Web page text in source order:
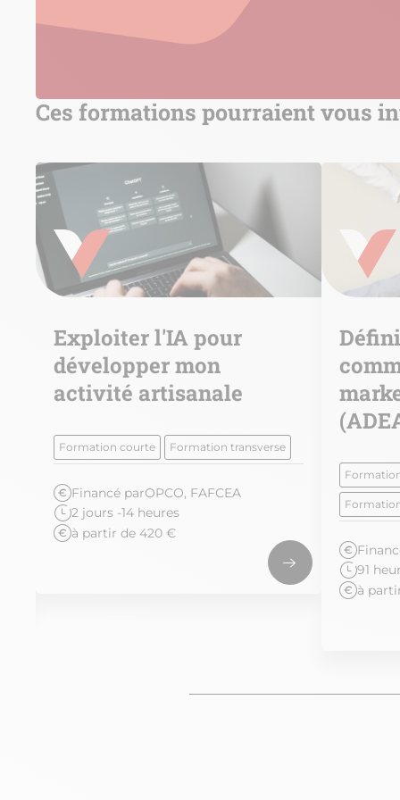
Ces formations pourraient vous
Exploiter l'IA pour
développer mon
activité artisanale
Formation courte Formation transverse
Financé parOPCO, FAFCEA
2 jours -14 heures
à partir de 420 €
91
à